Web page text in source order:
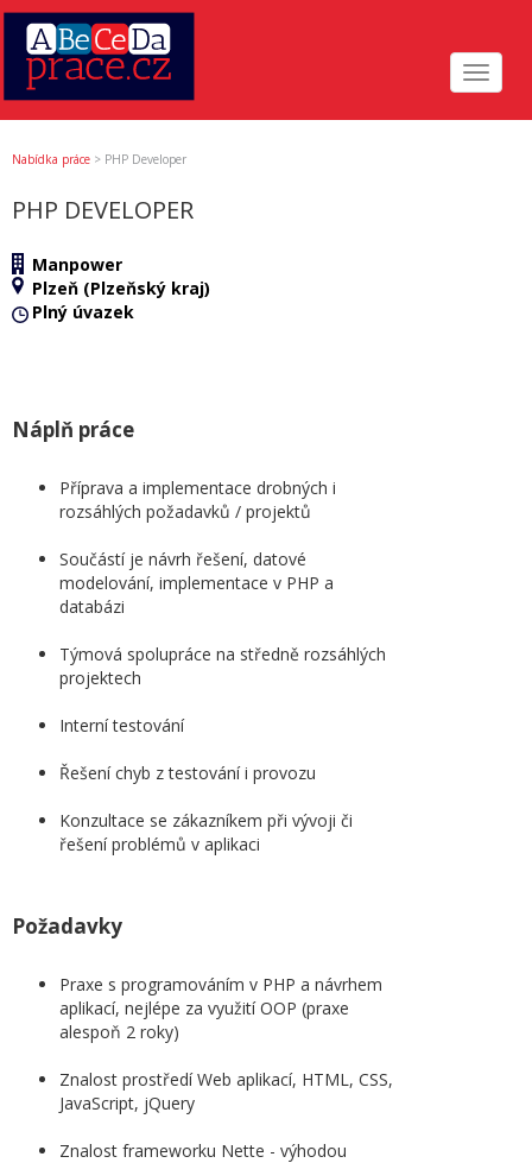
Toggle
Nabídka práce > PHP Developer
PHP DEVELOPER
Manpower
Plzeň (Plzeňský kraj)
Plný úvazek
Náplň práce
Příprava a implementace drobných i
rozsáhlých požadavků / projektů
Součástí je návrh řešení, datové
modelování, implementace v PHP a
databázi
Týmová spolupráce na středně rozsáhlých
projektech
Interní testování
Řešení chyb z testování i provozu
Konzultace se zákazníkem při vývoji či
řešení problémů v aplikaci
Požadavky
Praxe s programováním v PHP a návrhem
aplikací, nejlépe za využití OOP (praxe
alespoň 2 roky)
Znalost prostředí Web aplikací, HTML, CSS,
JavaScript, jQuery
Znalost frameworku Nette - výhodou